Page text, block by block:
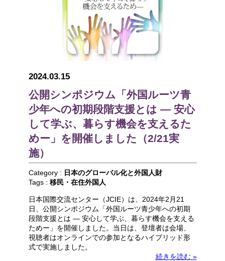
2024.03.15
公開シンポジウム「外国ルーツ青
少年への初期段階支援とは ― 安心
して学ぶ、暮らす機会を支えるた
めー」を開催しました（2/21実
施）
Category : 日本のグローバル化と外国人財
Tags : 移民・在住外国人
日本国際交流センター（JCIE）は、2024年2月21
日、公開シンポジウム「外国ルーツ青少年への初期
段階支援とは ― 安心して学ぶ、暮らす機会を支える
ためー」を開催しました。当日は、登壇者は会場、
視聴者はオンラインでの参加となるハイブリッド形
式で実施しました。
続きを読む »